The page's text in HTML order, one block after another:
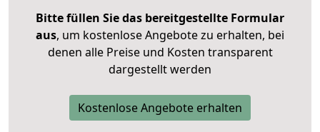
Bitte füllen Sie das bereitgestellte Formular
aus, um kostenlose Angebote zu erhalten, bei
denen alle Preise und Kosten transparent
dargestellt werden
Kostenlose Angebote erhalten